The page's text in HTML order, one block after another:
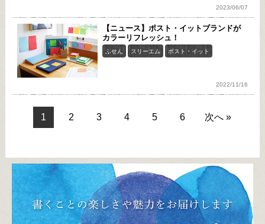
2023/06/07
【ニュース】ポスト・イットブランドが
カラーリフレッシュ！
ふせん スリーエム ポスト・イット
2022/11/16
1 2 3 4 5 6 次へ »